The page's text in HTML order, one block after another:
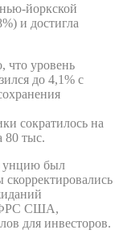
йоркской
и достигла
что уровень
до 4,1% с
сократилось на
80 тыс.
унцию был
скорректировались
ФРС США,
для инвесторов.